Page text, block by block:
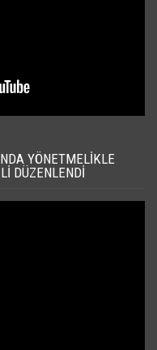
YÖNETMELIKLE
DÜZENLENDI